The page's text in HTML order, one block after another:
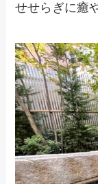
せせらぎに癒